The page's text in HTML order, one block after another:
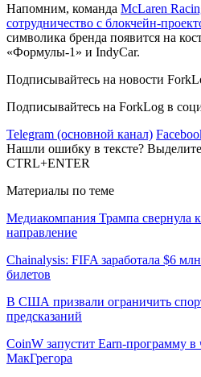
Напомним, команда McLaren
сотрудничество с блокчейн-
символика бренда появится на
«Формулы-1» и IndyCar.
Подписывайтесь на новости
Подписывайтесь на ForkLog в
Telegram (основной канал)
Нашли ошибку в тексте?
CTRL+ENTER
Материалы по теме
Медиакомпания Трампа свернула
направление
Chainalysis: FIFA заработала $6
билетов
В США призвали ограничить
предсказаний
CoinW запустит Earn-программу в
МакГрегора